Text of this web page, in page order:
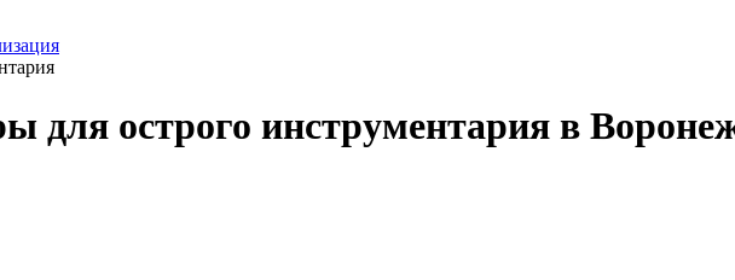
для острого инструментария в